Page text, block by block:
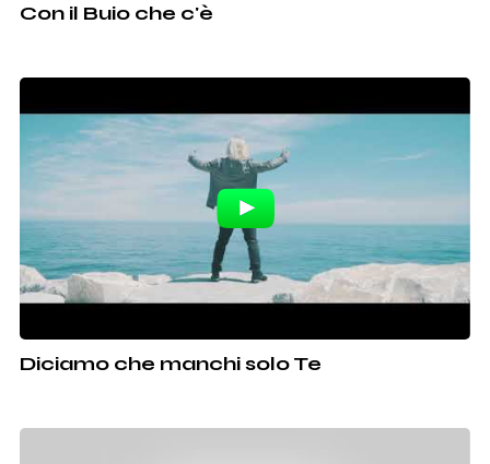
Con il Buio che c'è
Diciamo che manchi solo Te